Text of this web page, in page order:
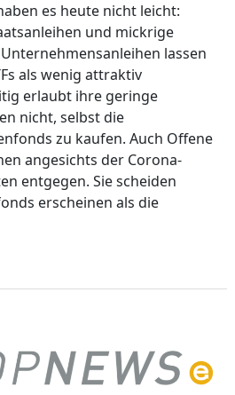
es heute nicht leicht:
und mickrige
lassen
als wenig attraktiv
erlaubt ihre geringe
nicht, selbst die
zu kaufen. Auch Offene
angesichts der Corona-
entgegen. Sie scheiden
erscheinen als die